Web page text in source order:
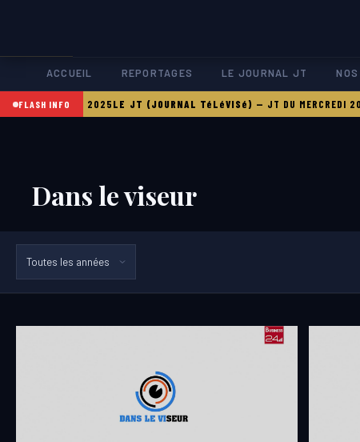
ACCUEIL REPORTAGES LE JOURNAL JT
FLASH INFO
JEUDI 21 08 2025LE JT (JOURNAL TéLéVISé)—JT DU MERCREDI 20
Dans le viseur